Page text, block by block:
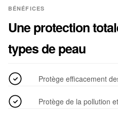
BÉNÉFICES
Une protection
types de peau
Protège efficacement
Protège de la pollution